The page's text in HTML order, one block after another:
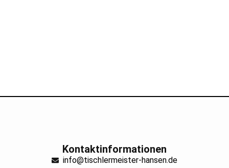
Kontaktinformationen
info@tischlermeister-hansen.de